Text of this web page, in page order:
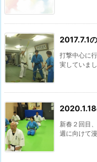
2017.7.1
打撃中心に
実していま
新春２回目
週に向けて